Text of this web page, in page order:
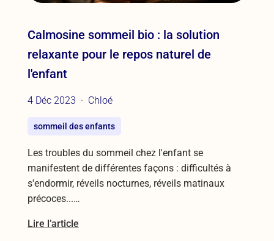
Calmosine sommeil bio : la solution
relaxante pour le repos naturel de
l'enfant
4 Déc 2023 Chloé
sommeil des enfants
Les troubles du sommeil chez l'enfant se
manifestent de différentes façons : difficultés à
s'endormir, réveils nocturnes, réveils matinaux
précoces...…
Lire l’article